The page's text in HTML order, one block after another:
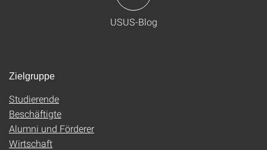
USUS-Blog
Zielgruppe
Studierende
Beschäftigte
Alumni und Förderer
Wirtschaft